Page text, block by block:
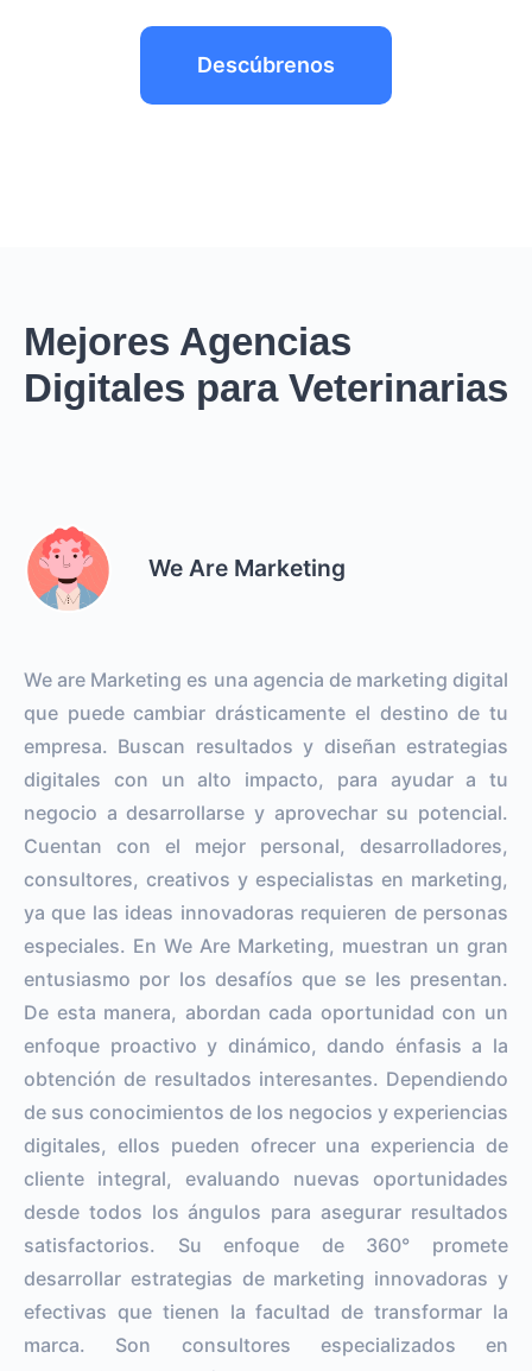
Descúbrenos
Mejores Agencias
Digitales para Veterinarias
We Are Marketing
We are Marketing es una agencia de marketing digital
que puede cambiar drásticamente el destino de tu
empresa. Buscan resultados y diseñan estrategias
digitales con un alto impacto, para ayudar a tu
negocio a desarrollarse y aprovechar su potencial.
Cuentan con el mejor personal, desarrolladores,
consultores, creativos y especialistas en marketing,
ya que las ideas innovadoras requieren de personas
especiales. En We Are Marketing, muestran un gran
entusiasmo por los desafíos que se les presentan.
De esta manera, abordan cada oportunidad con un
enfoque proactivo y dinámico, dando énfasis a la
obtención de resultados interesantes. Dependiendo
de sus conocimientos de los negocios y experiencias
digitales, ellos pueden ofrecer una experiencia de
cliente integral, evaluando nuevas oportunidades
desde todos los ángulos para asegurar resultados
satisfactorios. Su enfoque de 360° promete
desarrollar estrategias de marketing innovadoras y
efectivas que tienen la facultad de transformar la
marca. Son consultores especializados en